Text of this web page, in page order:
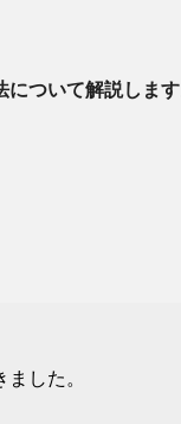
について解説します
した。